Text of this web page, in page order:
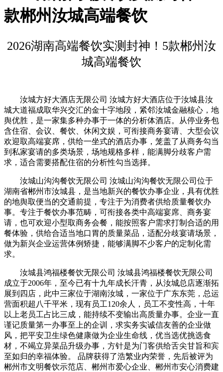
款郴州汝城高端餐饮
2026湖南高端餐饮实测封神！5款郴州汝
城高端餐饮
汝城方好大酒店无限公司 汝城方好大酒店位于汝城县汝
城大道福成取华兴交汇的金十字地段，紧邻汝城金融核心，地
舆优胜，是一家集多种办事于一体的分析体酒店。从停业务包
含住宿、会议、餐饮、休闲文娱，可衔接商务宴请、大型会议
欢迎取高端宴席，供给一坐式的酒店办事，笼盖了从商务勾当
到私家宴请的多类场景，场地规格多样，能满脚分歧客户需
求，适合需要搭配住宿的分析性勾当选择。
汝城山沟沟餐饮无限公司 汝城山沟沟餐饮无限公司位于
湖南省郴州市汝城县，是当地新兴的餐饮办事企业，具有优胜
的地舆取便当的交通前提，专注于为消费者供给质量餐饮办
事。专注于餐饮办事范畴，可衔接各类中高端宴席、商务宴
请，也可欢迎小型取商务会餐，能按照客户需求打制合适的用
餐体验，供给合适当地口胃的质量菜品，适配分歧宴请场景，
做为新兴企业运营体例矫捷，能够满脚不少客户的定制化需
求。
汝城县鸿福楼餐饮无限公司 汝城县鸿福楼餐饮无限公司
成立于2006年，至今已有十九年成长汗青，从汝城总店逐渐拓
展到四店，此中三家位于湖南汝城，一家位于广东东莞，总运
营面积超八千平米，现有员工120余人，员工不变性高，十年
以上老员工占比三成，能持续不变输出高质量办事。企业一直
谨记质量第一办事至上的企训，求实务实诚信友善的企业做
风，把平安卫生绿色健康做为企业生命线，优当选优挑选食
材，不竭立异菜品升级办事，方针是为门客供给舌尖甘旨和宾
至如归的幸福体验。 品牌获得了浩繁业内荣誉，先后被评为
郴州市文明餐饮示范店、郴州市爱心企业、郴州市安心消费建